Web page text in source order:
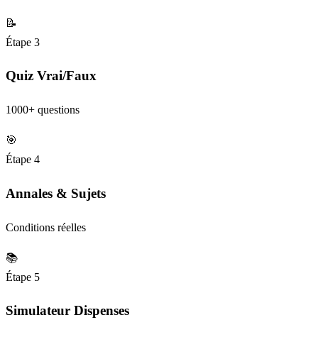
📝
Étape 3
Quiz Vrai/Faux
1000+ questions
🎯
Étape 4
Annales & Sujets
Conditions réelles
📚
Étape 5
Simulateur Dispenses